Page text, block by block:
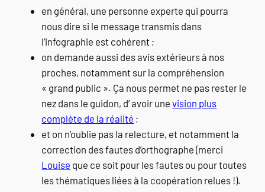
en général, une personne experte qui pourra
nous dire si le message transmis dans
l’infographie est cohérent ;
on demande aussi des avis extérieurs à nos
proches, notamment sur la compréhension
« grand public ». Ça nous permet ne pas rester le
nez dans le guidon, d’ avoir unevision plus
complète de la réalité ;
et on n’oublie pas la relecture, et notamment la
correction des fautes d’orthographe (merci
Louise que ce soit pour les fautes ou pour toutes
les thématiques liées à la coopération relues !).